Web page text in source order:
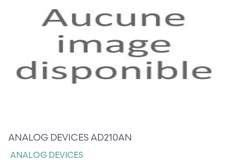
ANALOG DEVICES AD210AN
ANALOG DEVICES